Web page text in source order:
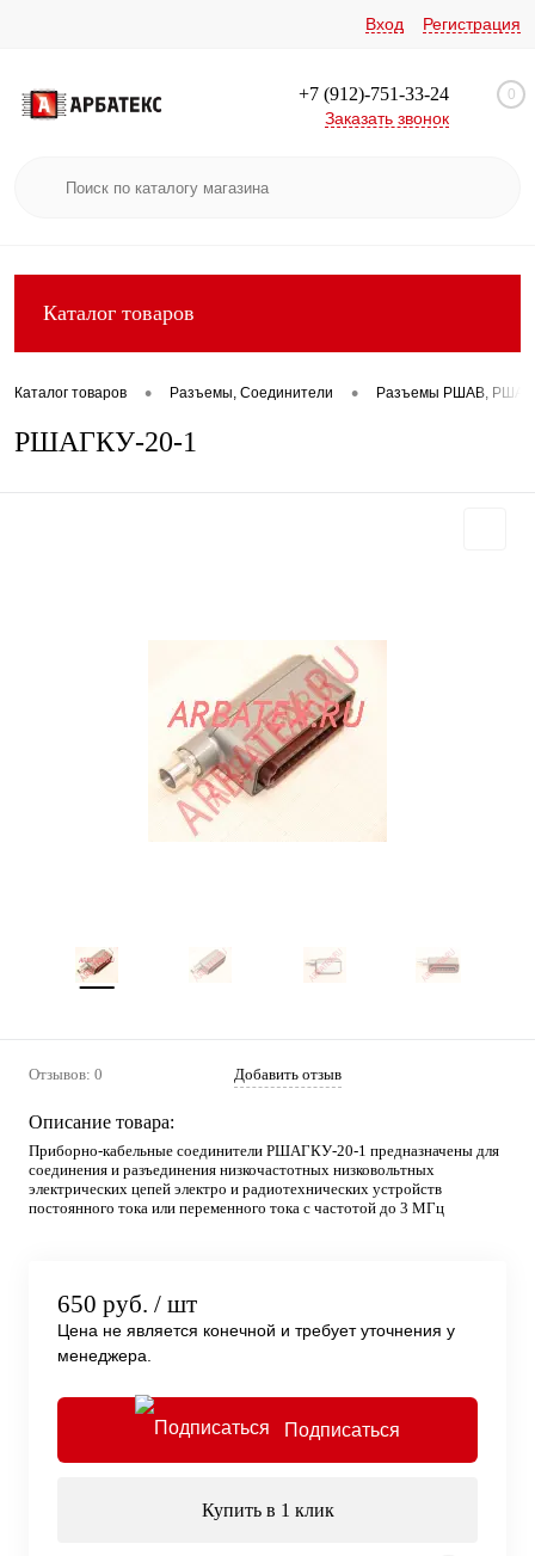
Вход Регистрация
+7 (912)-751-33-24
Заказать звонок
0
Каталог товаров
Каталог товаров • Разъемы, Соединители • Разъемы РШАВ, РШАГ
РШАГКУ-20-1
Отзывов: 0 Добавить отзыв
Описание товара:
Приборно-кабельные соединители РШАГКУ-20-1 предназначены для
соединения и разъединения низкочастотных низковольтных
электрических цепей электро и радиотехнических устройств
постоянного тока или переменного тока с частотой до 3 МГц
650 руб. / шт
Цена не является конечной и требует уточнения у
менеджера.
Подписаться
Купить в 1 клик